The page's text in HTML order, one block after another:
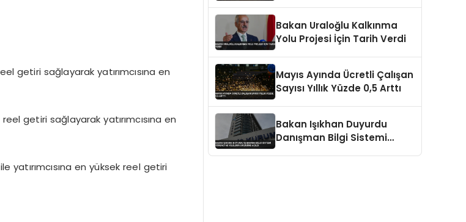
getiri sağlayarak yatırımcısına en
getiri sağlayarak yatırımcısına en
yatırımcısına en yüksek reel getiri
Bakan Uraloğlu Kalkınma
Yolu Projesi İçin Tarih Verdi
Mayıs Ayında Ücretli Çalışan
Sayısı Yıllık Yüzde 0,5 Arttı
Bakan Işıkhan Duyurdu
Danışman Bilgi Sistemi